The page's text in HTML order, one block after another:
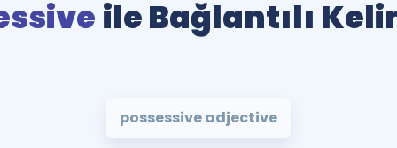
ile Bağlantılı
possessive adjective